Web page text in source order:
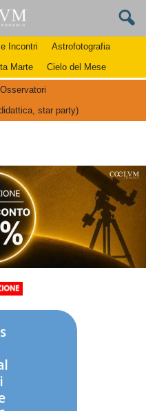
Incontri
Astrofotografia
Marte Cielo del Mese
star party)